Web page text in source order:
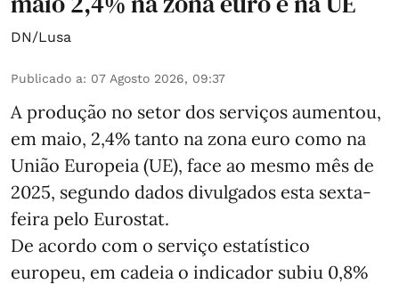
DN/Lusa
Publicado a: 07 Agosto 2026, 09:37
A produção no setor dos serviços aumentou,
em maio, 2,4% tanto na zona euro como na
União Europeia (UE), face ao mesmo mês de
2025, segundo dados divulgados esta sexta-
feira pelo Eurostat.
De acordo com o serviço estatístico
europeu, em cadeia o indicador subiu 0,8%